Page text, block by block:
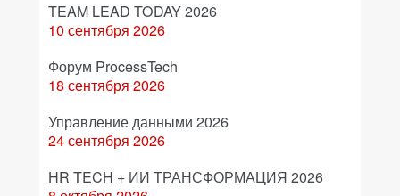
TEAM LEAD TODAY 2026
10 сентября 2026
Форум ProcessTech
18 сентября 2026
Управление данными 2026
24 сентября 2026
HR TECH + ИИ ТРАНСФОРМАЦИЯ 2026